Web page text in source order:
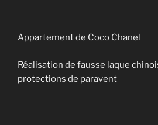
Appartement de Coco Chanel
Réalisation de fausse laque
protections de paravent